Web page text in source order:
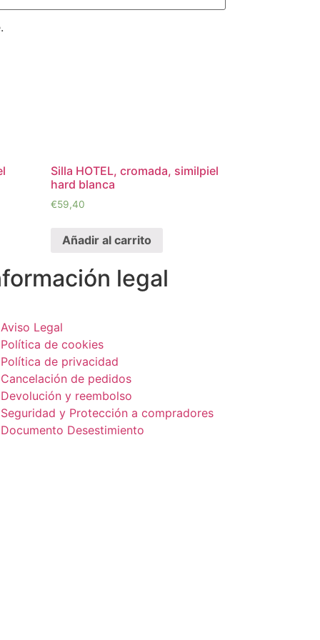
Silla HOTEL, cromada, similpiel
hard blanca
€59,40
Añadir al carrito
legal
Aviso Legal
Política de cookies
Política de privacidad
Cancelación de pedidos
Devolución y reembolso
Seguridad y Protección a compradores
Documento Desestimiento